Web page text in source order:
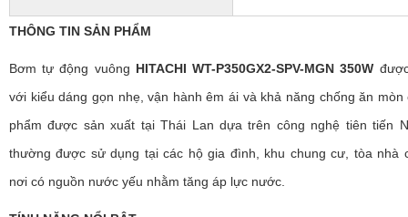
THÔNG TIN SẢN PHẨM
Bơm tự động vuông HITACHI WT-P350GX2-SPV-MGN 350W
với kiểu dáng gọn nhẹ, vận hành êm ái và khả năng chống ăn mòn
phẩm được sản xuất tại Thái Lan dựa trên công nghệ tiên tiến
thường được sử dụng tại các hộ gia đình, khu chung cư, tòa nhà
nơi có nguồn nước yếu nhằm tăng áp lực nước.